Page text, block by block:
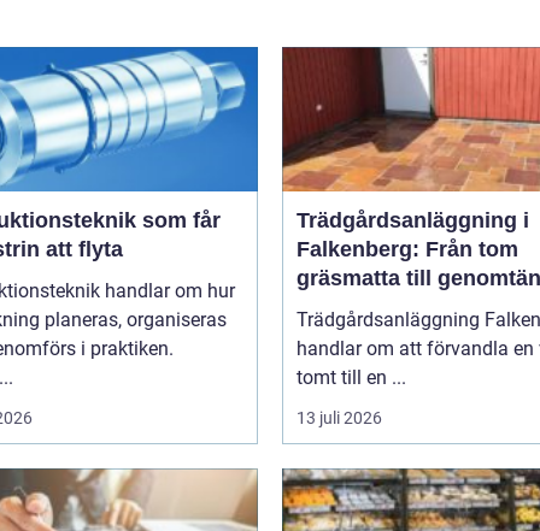
som får
att flyta
handlar om hur
planeras, organiseras
i praktiken.
Trädgårdsanläggning i
Falkenberg: Från tom
gräsmatta till
helhet
Trädgårdsanläggning
handlar om att förvandla en
tomt till en ...
13 juli 2026